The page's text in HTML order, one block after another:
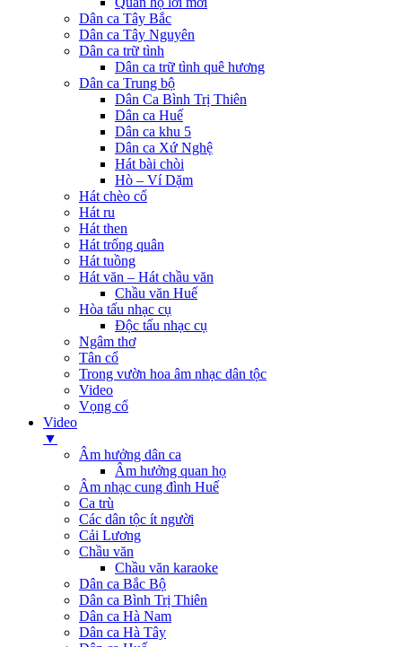
Dân ca Tây Bắc
Dân ca Tây Nguyên
Dân ca trữ tình
Dân ca trữ tình quê hương
Dân ca Trung bộ
Dân Ca Bình Trị Thiên
Dân ca Huế
Dân ca khu 5
Dân ca Xứ Nghệ
Hát bài chòi
Hò – Ví Dặm
Hát chèo cổ
Hát ru
Hát then
Hát trống quân
Hát tuồng
Hát văn – Hát chầu văn
Chầu văn Huế
Hòa tấu nhạc cụ
Độc tấu nhạc cụ
Ngâm thơ
Tân cổ
Trong vườn hoa âm nhạc dân tộc
Video
Vọng cổ
Video
▼
Âm hưởng dân ca
Âm hưởng quan họ
Âm nhạc cung đình Huế
Ca trù
Các dân tộc ít người
Cải Lương
Chầu văn
Chầu văn karaoke
Dân ca Bắc Bộ
Dân ca Bình Trị Thiên
Dân ca Hà Nam
Dân ca Hà Tây